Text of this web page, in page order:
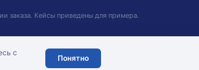
заказа. Кейсы приведены для примера.
с
Понятно